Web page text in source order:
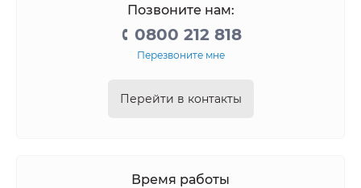
Позвоните нам:
0800 212 818
Перезвоните мне
Перейти в контакты
Время работы